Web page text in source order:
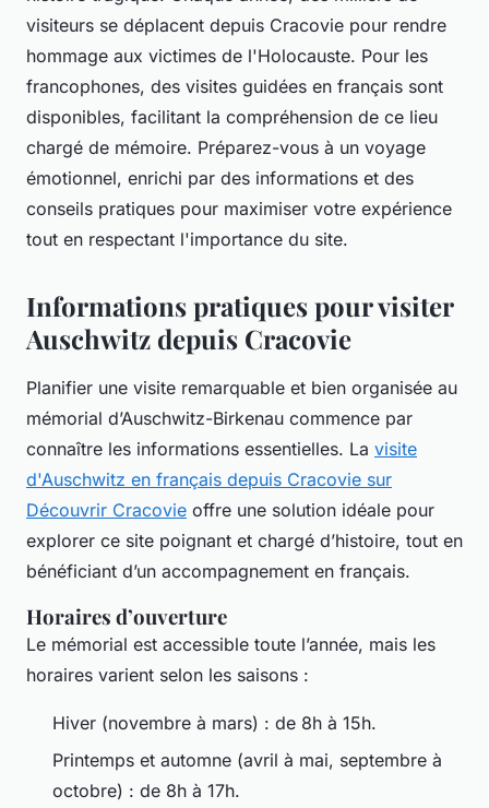
visiteurs se déplacent depuis Cracovie pour rendre
hommage aux victimes de l'Holocauste. Pour les
francophones, des visites guidées en français sont
disponibles, facilitant la compréhension de ce lieu
chargé de mémoire. Préparez-vous à un voyage
émotionnel, enrichi par des informations et des
conseils pratiques pour maximiser votre expérience
tout en respectant l'importance du site.
Informations pratiques pour visiter
Auschwitz depuis Cracovie
Planifier une visite remarquable et bien organisée au
mémorial d’Auschwitz-Birkenau commence par
connaître les informations essentielles. La visite
d'Auschwitz en français depuis Cracovie sur
Découvrir Cracovie offre une solution idéale pour
explorer ce site poignant et chargé d’histoire, tout en
bénéficiant d’un accompagnement en français.
Horaires d’ouverture
Le mémorial est accessible toute l’année, mais les
horaires varient selon les saisons :
Hiver (novembre à mars) : de 8h à 15h.
Printemps et automne (avril à mai, septembre à
octobre) : de 8h à 17h.